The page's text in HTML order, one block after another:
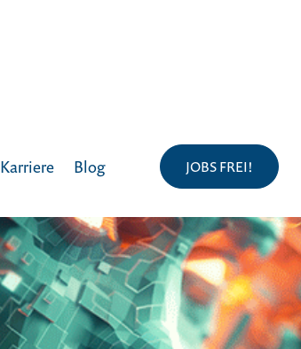
Karriere Blog JOBS FREI!